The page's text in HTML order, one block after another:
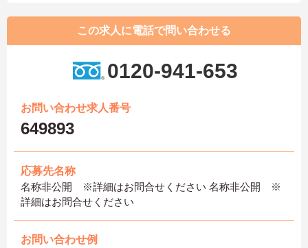
この求人に電話で問い合わせる
0120-941-653
お問い合わせ求人番号
649893
応募先名称
名称非公開 ※詳細はお問合せください 名称非公開 ※
詳細はお問合せください
お問い合わせ例